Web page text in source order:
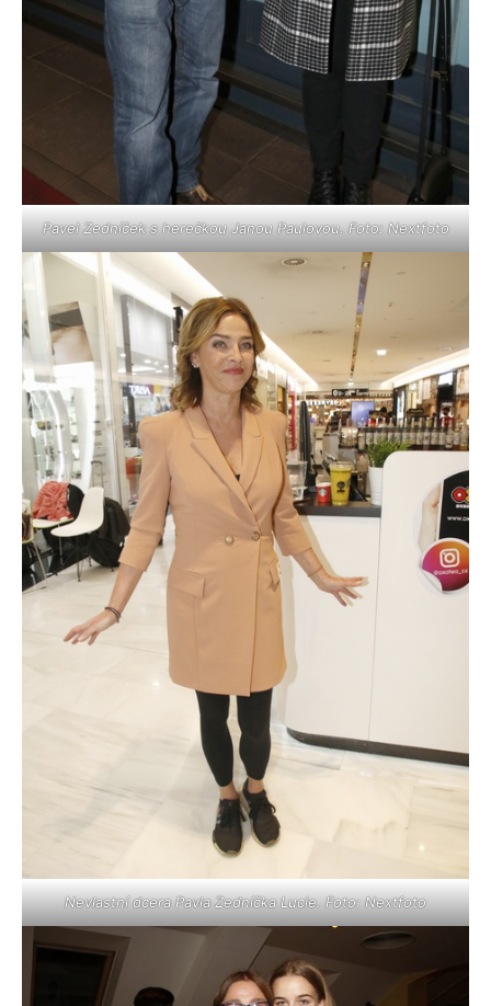
Pavel Zedníček s herečkou Janou Paulovou. Foto: Nextfoto
Nevlastní dcera Pavla Zedníčka Lucie. Foto: Nextfoto